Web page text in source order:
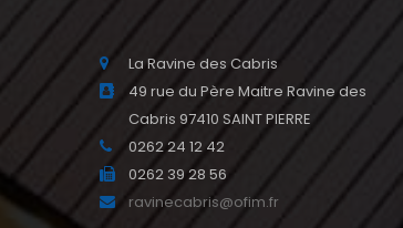
La Ravine des Cabris
49 rue du Père Maitre Ravine des
Cabris 97410 SAINT PIERRE
0262 24 12 42
0262 39 28 56
ravinecabris@ofim.fr